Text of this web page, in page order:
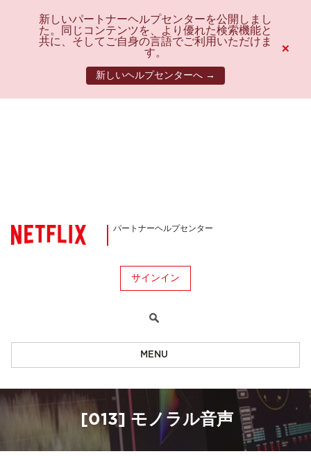
新しいパートナーヘルプセンターを公開しまし
た。同じコンテンツを、より優れた検索機能と
共に、そしてご自身の言語でご利用いただけま
す。
新しいヘルプセンターへ →
×
パートナーヘルプセンター
サインイン
MENU
[013] モノラル音声